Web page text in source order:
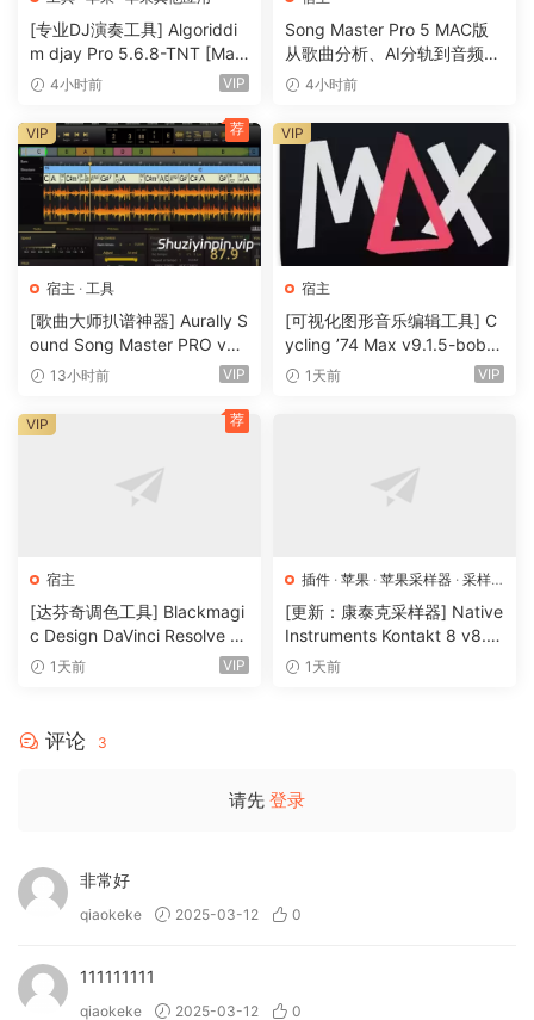
technologies to selected third-party VST3 libraries.
• Fast access to all sounds
scores. Our streamlined sounds load much quicker.
• Patented virtual instrument technologies
We use our own in-house technologies, bridging the gap
between samples and synthesis.
• Playback Engines
– ‘NotePerformer Playback Engines’ hosts third-party
VST3 instruments; replacing our built-in sounds with
– It’s our unified solution for high-end notation playback —
NotePerformer-compliant dynamics and articulation
– The application is bundled with NotePerformer 4.
🏠 HomePage
[专业DJ演奏工具] Algoriddi
m djay Pro 5.6.8-TNT [Mac
OSX]（290MB）
4小时前 VIP
Song Master Pro 5 MAC版
从歌曲分析、AI分轨到音频转
MIDI的一体化音乐工具
4小时前
宿主 · 工具
[歌曲大师扒谱神器] Aurally S
ound Song Master PRO v5.
0.02 [WiN]（355MB）
13小时前 VIP
VIP 荐
宿主
[可视化图形音乐编辑工具] C
ycling ’74 Max v9.1.5-bobd
ule [WiN]（724MB）
1天前 VIP
VIP
宿主
[达芬奇调色工具] Blackmagi
c Design DaVinci Resolve St
udio 21.0.4 Build 5 x64-R2R
1天前 VIP
VIP 荐
插件 · 苹果 · 苹果采样器 · 采样
器
[更新：康泰克采样器] Native
Instruments Kontakt 8 v8.1
2.1 [WiN, MacOSX]（1.2GB
1天前
评论 3
请先 登录
非常好
qiaokeke 2025-03-12 0
111111111
qiaokeke 2025-03-12 0